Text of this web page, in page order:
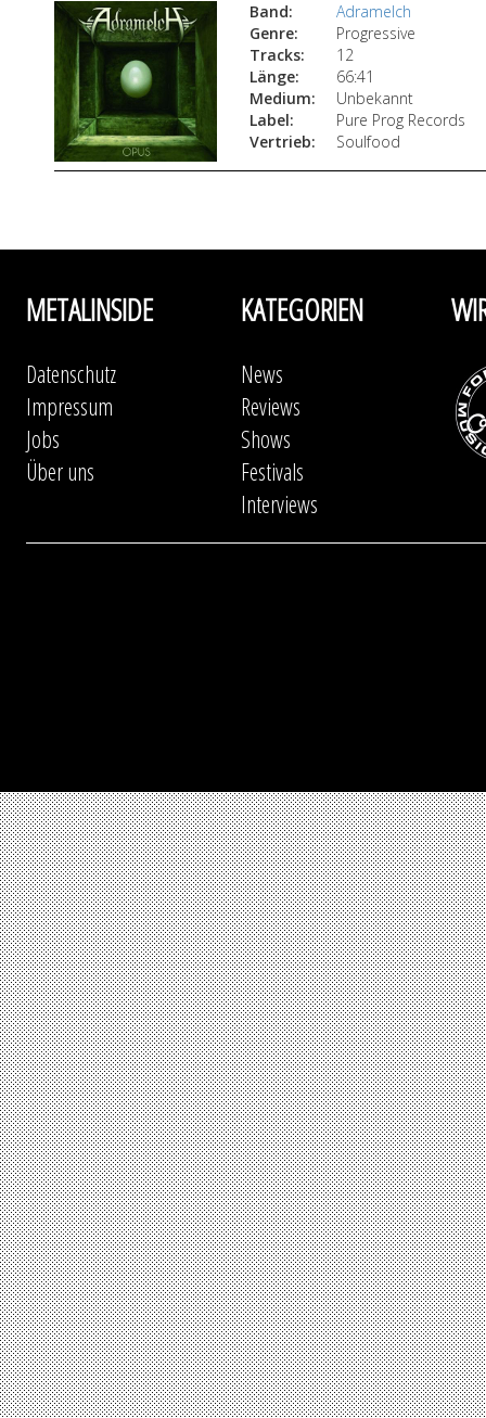
Band:
Adramelch
Genre:
Progressive
Tracks:
12
Länge:
66:41
Medium:
Unbekannt
Label:
Pure Prog Records
Vertrieb:
Soulfood
METALINSIDE
Datenschutz
Impressum
Jobs
Über uns
KATEGORIEN
News
Reviews
Shows
Festivals
Interviews